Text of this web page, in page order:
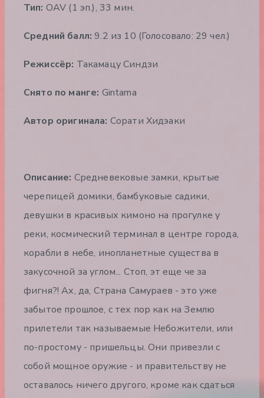
Тип: OAV (1 эп.), 33 мин.
Средний балл: 9.2 из 10 (Голосовало: 29 чел.)
Режиссёр: Такамацу Синдзи
Снято по манге: Gintama
Автор оригинала: Сорати Хидэаки
Описание: Средневековые замки, крытые
черепицей домики, бамбуковые садики,
девушки в красивых кимоно на прогулке у
реки, космический терминал в центре города,
корабли в небе, инопланетные существа в
закусочной за углом... Стоп, эт еще че за
фигня?! Ах, да, Страна Самураев - это уже
забытое прошлое, с тех пор как на Землю
прилетели так называемые Небожители, или
по-простому - пришельцы. Они привезли с
собой мощное оружие - и правительству не
оставалось ничего другого, кроме как сдаться